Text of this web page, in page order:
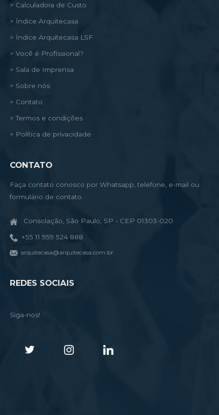
> Calculadora de Custo
> Índice Arquitecasa
> Índice Arquitecasa LSF
> Você é Profissional?
> Sala de Imprensa
> Sobre nós
> Contato
> Termos e condições
> Política de privacidade
CONTATO
Faça contato conosco por Whatsapp, telefone, e-mail ou
formulário de contato.
Consolação, São Paulo, SP - CEP 01303-020
+55 11 959 524 888
arquitecasa@arquitecasa.com.br
REDES SOCIAIS
Siga-nos!